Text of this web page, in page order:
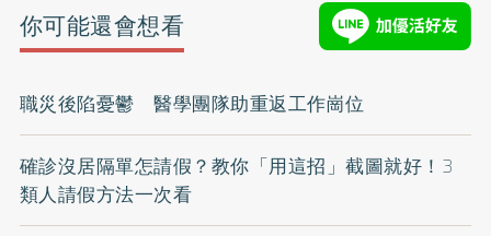
你可能還會想看
職災後陷憂鬱 醫學團隊助重返工作崗位
確診沒居隔單怎請假？教你「用這招」截圖就好！3
類人請假方法一次看